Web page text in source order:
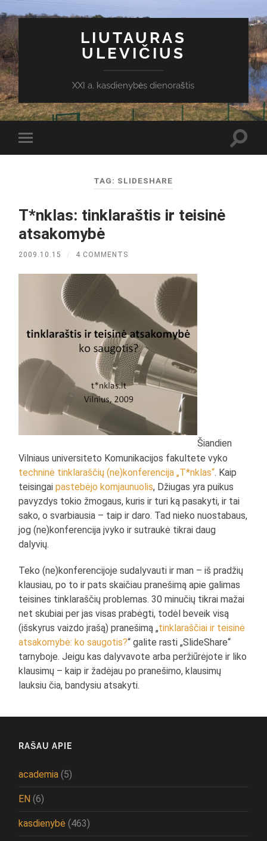
LIUTAURAS
ULEVIČIUS
XXI a. kasdienybės dienoraštis
Toggle
mobile
TAG: SLIDESHARE
T*nklas: tinklaraštis ir teisinė
atsakomybė
2009.10.15 / 4 COMMENTS
Šiandien
Vilniaus universiteto Komunikacijos fakultete vyko
techninė tinklaraščių (ne)konferencija „T*nklas“. Kaip
teisingaipastebėjo komjaunuolis, Džiugas yra puikus
pavyzdys tokio žmogaus, kuris ir turi ką pasakyti, ir tai
sako, o svarbiausia – taip ir daro. Tad nieko nuostabaus,
jog (ne)konferencija įvyko ir sutraukė tikrai daug
dalyvių.
Teko (ne)konferencijoje sudalyvauti ir man – iš pradžių
klausiau, po to ir pats skaičiau pranešimą apie galimas
teisines tinklaraščių problemas. 30 minučių tikrai mažai
net skubiai per jas visas prabėgti, todėl beveik visą
(išskyrus vaizdo įrašą) pranešimą „tinklaraščiai ir teisinė
atsakomybė: ko saugotis?“ galite rasti „SlideShare“
tarnyboje. Jeigu kas dalyvavote arba peržiūrėjote ir liko
klausimų – kaip ir žadėjau po pranešimo, klausimų
lauksiu čia, bandysiu atsakyti.
RAŠAU APIE
academia (5)
EN (6)
kasdienybė (463)